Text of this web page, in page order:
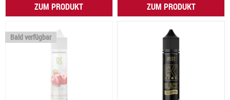
ZUM PRODUKT ZUM PRODUKT
Bald verfügbar